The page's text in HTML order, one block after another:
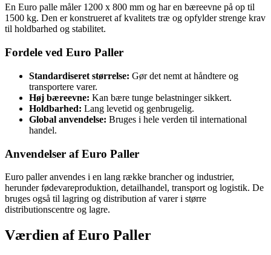
En Euro palle måler 1200 x 800 mm og har en bæreevne på op til
1500 kg. Den er konstrueret af kvalitets træ og opfylder strenge krav
til holdbarhed og stabilitet.
Fordele ved Euro Paller
Standardiseret størrelse: Gør det nemt at håndtere og
transportere varer.
Høj bæreevne: Kan bære tunge belastninger sikkert.
Holdbarhed: Lang levetid og genbrugelig.
Global anvendelse: Bruges i hele verden til international
handel.
Anvendelser af Euro Paller
Euro paller anvendes i en lang række brancher og industrier,
herunder fødevareproduktion, detailhandel, transport og logistik. De
bruges også til lagring og distribution af varer i større
distributionscentre og lagre.
Værdien af Euro Paller